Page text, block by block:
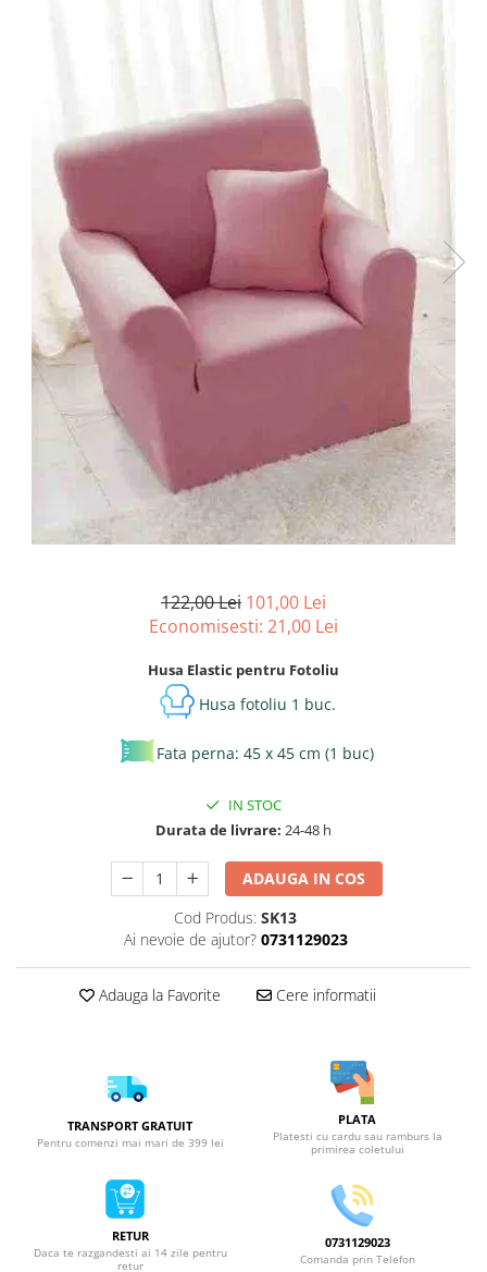
Lenjerii de pat Finet + 2 Draperii
Lenjerii de pat Finet cu PLIURI
Lenjerii de pat finet Home
Lenjerii de pat Saten 4 piese cu
elastic
122,00 Lei 101,00 Lei
Economisesti: 21,00 Lei
Husa Elastic pentru Fotoliu
Husa fotoliu 1 buc.
Fata perna: 45 x 45 cm (1 buc)
IN STOC
Durata de livrare: 24-48 h
ADAUGA IN COS
Cod Produs: SK13
Ai nevoie de ajutor? 0731129023
Adauga la Favorite Cere informatii
TRANSPORT GRATUIT
Pentru comenzi mai mari de 399 lei
PLATA
Platesti cu cardu sau ramburs la
primirea coletului
RETUR
Daca te razgandesti ai 14 zile pentru
retur
0731129023
Comanda prin Telefon